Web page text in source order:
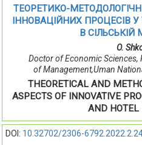
ТЕОРЕТИКО-
ІННОВАЦІЙНИХ ПРОЦЕСІВ
В СІЛЬСЬКІЙ
O.
Doctor of Economic
of Management,Uman
THEORETICAL AND
ASPECTS OF INNOVATIVE
AND HOTEL
DOI: 10.32702/2306-